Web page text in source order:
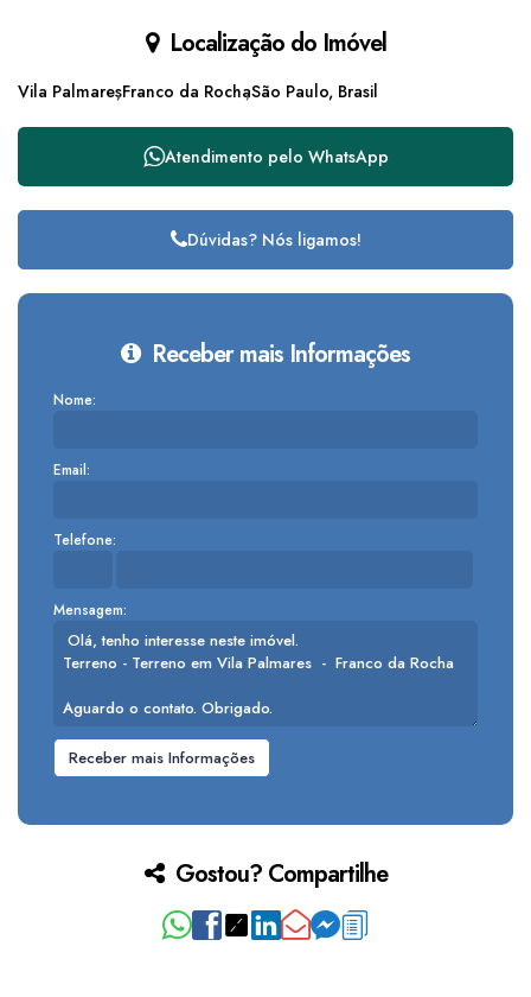
Localização do Imóvel
Vila PalmaresFranco da RochaSão Paulo, Brasil
Atendimento pelo WhatsApp
Dúvidas? Nós ligamos!
Receber mais Informações
Nome:
Email:
Telefone:
Mensagem:
Gostou? Compartilhe